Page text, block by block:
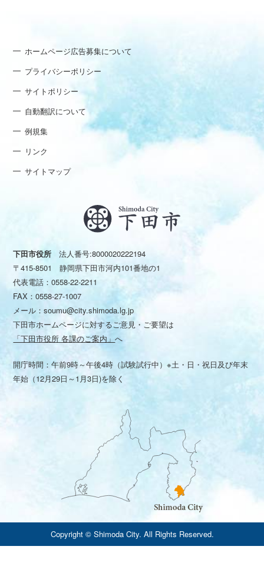
ホームページ広告募集について
プライバシーポリシー
サイトポリシー
自動翻訳について
例規集
リンク
サイトマップ
下田市役所 法人番号:8000020222194
〒415-8501 静岡県下田市河内101番地の1
代表電話：0558-22-2211
FAX：0558-27-1007
メール：soumu@city.shimoda.lg.jp
下田市ホームページに対するご意見・ご要望は
「下田市役所 各課のご案内」へ
開庁時間：午前9時～午後4時（試験試行中）※土・日・祝日及び年末
年始（12月29日～1月3日)を除く
Copyright © Shimoda City. All Rights Reserved.